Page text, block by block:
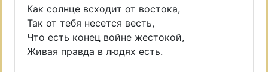
Как солнце всходит от востока,
Так от тебя несется весть,
Что есть конец войне жестокой,
Живая правда в людях есть.